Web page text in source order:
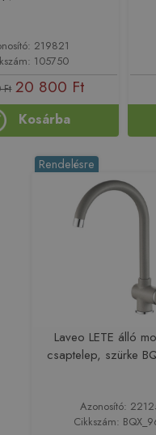
219821
105750
Ft 20 800 Ft
Kosárba
Rendelésre
Laveo LETE álló
csaptelep, szürke
Azonosító:
Cikkszám: